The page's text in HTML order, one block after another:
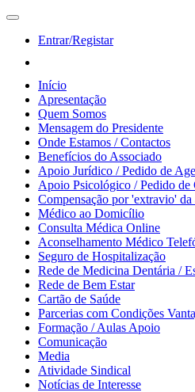
Entrar/Registar
Início
Apresentação
Quem Somos
Mensagem do Presidente
Onde Estamos / Contactos
Benefícios do Associado
Apoio Jurídico / Pedido de
Apoio Psicológico / Pedido de
Compensação por 'extravio' da
Médico ao Domicílio
Consulta Médica Online
Aconselhamento Médico
Seguro de Hospitalização
Rede de Medicina Dentária /
Rede de Bem Estar
Cartão de Saúde
Parcerias com Condições
Formação / Aulas Apoio
Comunicação
Media
Atividade Sindical
Notícias de Interesse